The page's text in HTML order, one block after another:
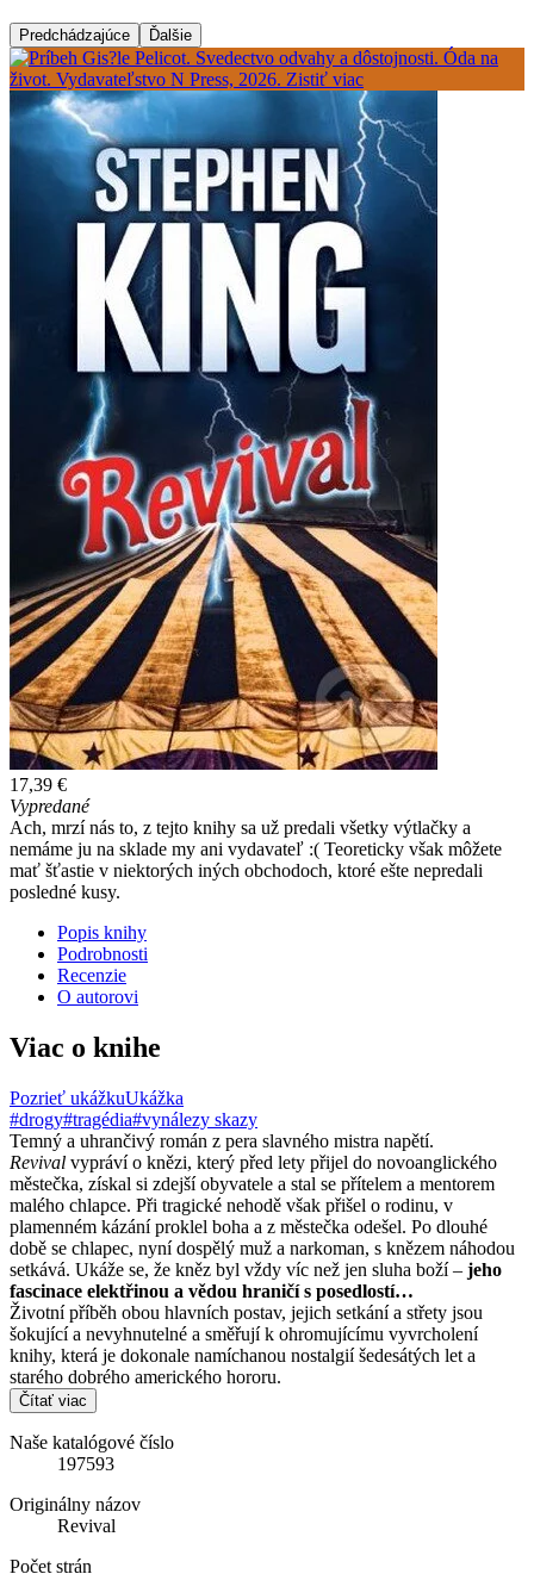
Predchádzajúce Ďalšie
17,39 €
Vypredané
Ach, mrzí nás to, z tejto knihy sa už predali všetky výtlačky a
nemáme ju na sklade my ani vydavateľ :( Teoreticky však môžete
mať šťastie v niektorých iných obchodoch, ktoré ešte nepredali
posledné kusy.
Popis knihy
Podrobnosti
Recenzie
O autorovi
Viac o knihe
Pozrieť ukážkuUkážka
#drogy#tragédia#vynálezy skazy
Temný a uhrančivý román z pera slavného mistra napětí.
Revival vypráví o knězi, který před lety přijel do novoanglického
městečka, získal si zdejší obyvatele a stal se přítelem a mentorem
malého chlapce. Při tragické nehodě však přišel o rodinu, v
plamenném kázání proklel boha a z městečka odešel. Po dlouhé
době se chlapec, nyní dospělý muž a narkoman, s knězem náhodou
setkává. Ukáže se, že kněz byl vždy víc než jen sluha boží – jeho
fascinace elektřinou a vědou hraničí s posedlostí…
Životní příběh obou hlavních postav, jejich setkání a střety jsou
šokující a nevyhnutelné a směřují k ohromujícímu vyvrcholení
knihy, která je dokonale namíchanou nostalgií šedesátých let a
starého dobrého amerického hororu.
Čítať viac
Naše katalógové číslo
197593
Originálny názov
Revival
Počet strán